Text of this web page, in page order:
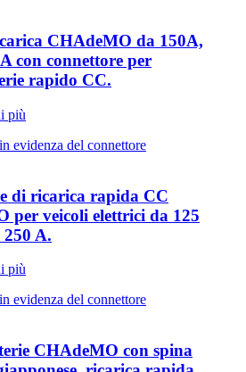
CHAdeMO da 150A,
con connettore per
rapido CC.
più
di ricarica rapida CC
per veicoli elettrici da 125
250 A.
più
CHAdeMO con spina